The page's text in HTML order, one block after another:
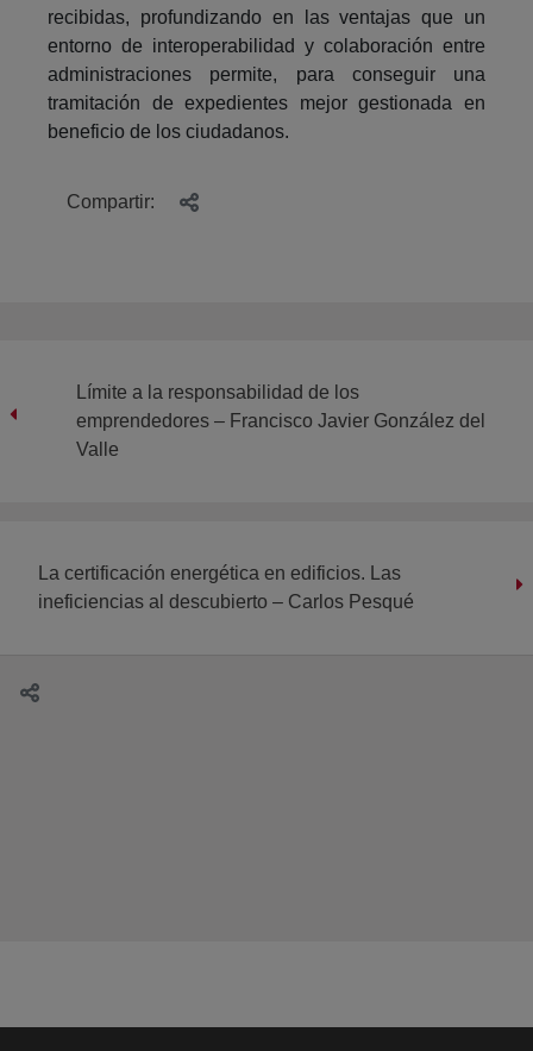
recibidas, profundizando en las ventajas que un
entorno de interoperabilidad y colaboración entre
administraciones permite, para conseguir una
tramitación de expedientes mejor gestionada en
beneficio de los ciudadanos.
Compartir:
Límite a la responsabilidad de los
emprendedores – Francisco Javier González del
Valle
La certificación energética en edificios. Las
ineficiencias al descubierto – Carlos Pesqué